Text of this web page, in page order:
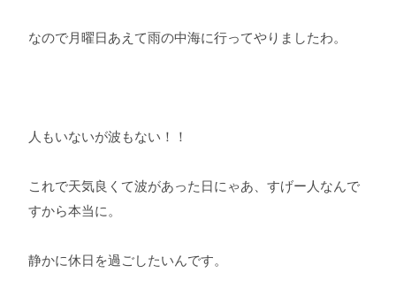
なので月曜日あえて雨の中海に行ってやりましたわ。
人もいないが波もない！！
これで天気良くて波があった日にゃあ、すげー人なんで
すから本当に。
静かに休日を過ごしたいんです。